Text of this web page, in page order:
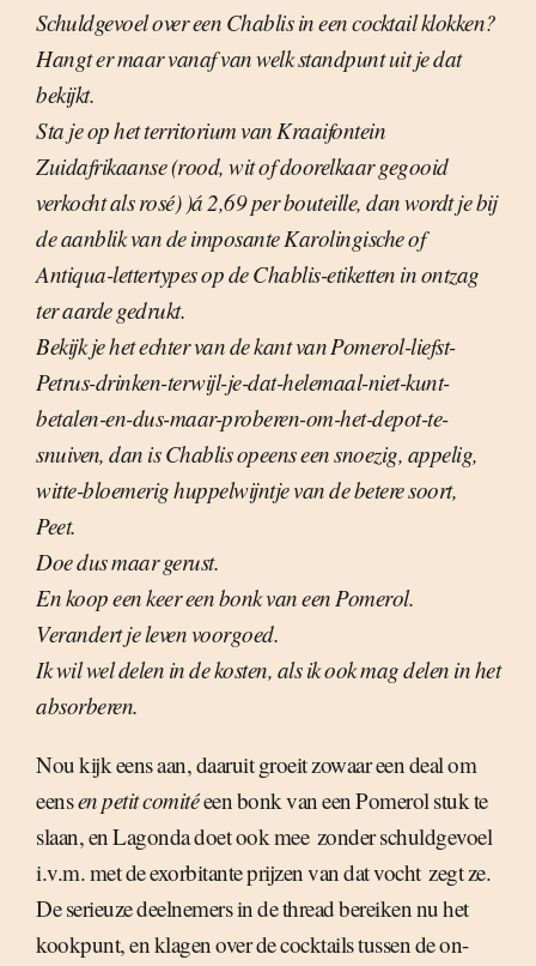
Schuldgevoel over een Chablis in een cocktail klokken?
Hangt er maar vanaf van welk standpunt uit je dat
bekijkt.
Sta je op het territorium van Kraaifontein
Zuidafrikaanse (rood, wit of doorelkaar gegooid
verkocht als rosé) )á 2,69 per bouteille, dan wordt je bij
de aanblik van de imposante Karolingische of
Antiqua-lettertypes op de Chablis-etiketten in ontzag
ter aarde gedrukt.
Bekijk je het echter van de kant van Pomerol-liefst-
Petrus-drinken-terwijl-je-dat-helemaal-niet-kunt-
betalen-en-dus-maar-proberen-om-het-depot-te-
snuiven, dan is Chablis opeens een snoezig, appelig,
witte-bloemerig huppelwijntje van de betere soort,
Peet.
Doe dus maar gerust.
En koop een keer een bonk van een Pomerol.
Verandert je leven voorgoed.
Ik wil wel delen in de kosten, als ik ook mag delen in het
absorberen.
Nou kijk eens aan, daaruit groeit zowaar een deal om
eensen petit comitéeen bonk van een Pomerol stuk te
slaan, en Lagonda doet ook mee  zonder schuldgevoel
i.v.m. met de exorbitante prijzen van dat vocht  zegt ze.
De serieuze deelnemers in de thread bereiken nu het
kookpunt, en klagen over de cocktails tussen de on-